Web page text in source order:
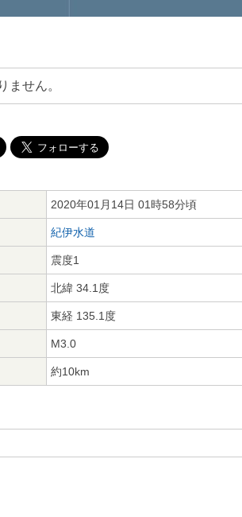
ません。
2020年01月14日 01時58分頃
紀伊水道
震度1
北緯 34.1度
東経 135.1度
M3.0
約10km